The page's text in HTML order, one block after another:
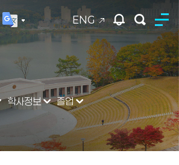
ENG
학사정보 졸업